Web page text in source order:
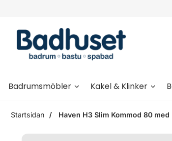
Badrumsmöbler Kakel & Klinker
Startsidan Haven H3 Slim Kommod 80